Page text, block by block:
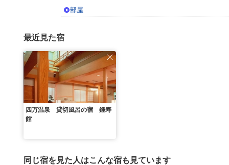
部屋
最近見た宿
四万温泉 貸切風呂の宿 鍾寿
館
同じ宿を見た人はこんな宿も見ています